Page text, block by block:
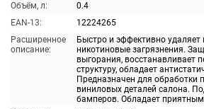
Объём, л:
0.4
EAN-13:
12224265
Расширенное
описание:
Быстро и эффективно
никотиновые загрязнения.
выгорания, восстанавливает
структуру, обладает
Предназначен для обработки
виниловых деталей салона.
бамперов. Обладает